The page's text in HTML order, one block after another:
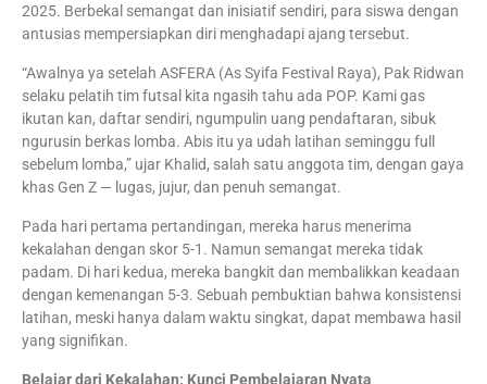
2025. Berbekal semangat dan inisiatif sendiri, para siswa dengan
antusias mempersiapkan diri menghadapi ajang tersebut.
“Awalnya ya setelah ASFERA (As Syifa Festival Raya), Pak Ridwan
selaku pelatih tim futsal kita ngasih tahu ada POP. Kami gas
ikutan kan, daftar sendiri, ngumpulin uang pendaftaran, sibuk
ngurusin berkas lomba. Abis itu ya udah latihan seminggu full
sebelum lomba,” ujar Khalid, salah satu anggota tim, dengan gaya
khas Gen Z — lugas, jujur, dan penuh semangat.
Pada hari pertama pertandingan, mereka harus menerima
kekalahan dengan skor 5-1. Namun semangat mereka tidak
padam. Di hari kedua, mereka bangkit dan membalikkan keadaan
dengan kemenangan 5-3. Sebuah pembuktian bahwa konsistensi
latihan, meski hanya dalam waktu singkat, dapat membawa hasil
yang signifikan.
Belajar dari Kekalahan: Kunci Pembelajaran Nyata